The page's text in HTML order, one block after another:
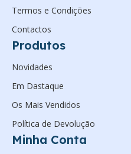
Termos e Condições
Contactos
Produtos
Novidades
Em Dastaque
Os Mais Vendidos
Política de Devolução
Minha Conta